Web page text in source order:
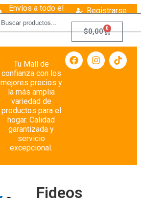
Envíos a todo el
Registrarse
Login
$0,00 0
Tu Mall de
confianza con los
mejores precios y
la más amplia
variedad de
productos para el
hogar. Calidad
garantizada y
servicio
excepcional.
Fideos